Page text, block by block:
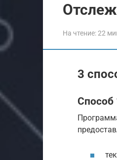
На чтение:22
3
Способ